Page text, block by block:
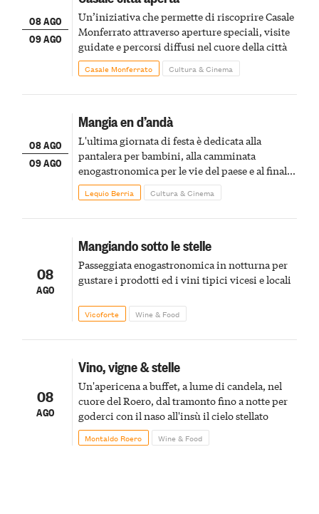
08 AGO
09 AGO
Un’iniziativa che permette di riscoprire Casale
Monferrato attraverso aperture speciali, visite
guidate e percorsi diffusi nel cuore della città
Casale Monferrato Cultura & Cinema
08 AGO
09 AGO
Mangia en d’andà
L'ultima giornata di festa è dedicata alla
pantalera per bambini, alla camminata
enogastronomica per le vie del paese e al finale
pirotecnico
Lequio Berria Cultura & Cinema
08
AGO
Mangiando sotto le stelle
Passeggiata enogastronomica in notturna per
gustare i prodotti ed i vini tipici vicesi e locali
Vicoforte Wine & Food
08
AGO
Vino, vigne & stelle
Un'apericena a buffet, a lume di candela, nel
cuore del Roero, dal tramonto fino a notte per
goderci con il naso all'insù il cielo stellato
Montaldo Roero Wine & Food